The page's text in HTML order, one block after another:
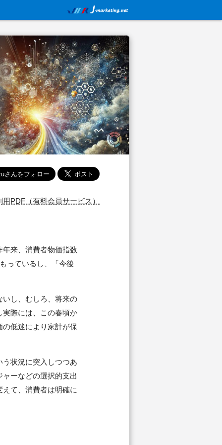
PDF（有料会員サービス）
来、消費者物価指数
っているし、「今後
し、むしろ、将来の
際には、この春頃か
低迷により家計が保
状況に突入しつつあ
ーなどの選択的支出
て、消費者は明確に